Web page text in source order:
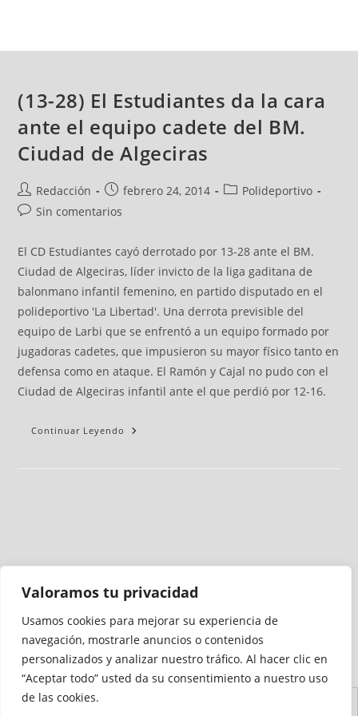
Valoramos tu privacidad
Usamos cookies para mejorar su experiencia de
navegación, mostrarle anuncios o contenidos
personalizados y analizar nuestro tráfico. Al hacer clic en
“Aceptar todo” usted da su consentimiento a nuestro uso
de las cookies.
(13-28) El Estudiantes da la cara
ante el equipo cadete del BM.
Ciudad de Algeciras
Redacción febrero 24, 2014
Polideportivo
Sin comentarios
El CD Estudiantes cayó derrotado por 13-28 ante el BM.
Ciudad de Algeciras, líder invicto de la liga gaditana de
balonmano infantil femenino, en partido disputado en el
polideportivo 'La Libertad'. Una derrota previsible del
equipo de Larbi que se enfrentó a un equipo formado por
jugadoras cadetes, que impusieron su mayor físico tanto en
defensa como en ataque. El Ramón y Cajal no pudo con el
Ciudad de Algeciras infantil ante el que perdió por 12-16.
Continuar Leyendo
Medio auditado por